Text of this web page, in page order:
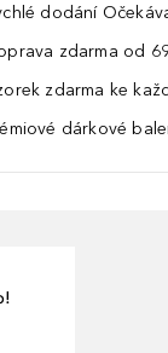
dodání
zdarma od
zdarma ke
dárkové